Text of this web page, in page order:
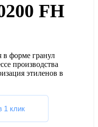
FH
в форме гранул
производства
этиленов в
1 клик